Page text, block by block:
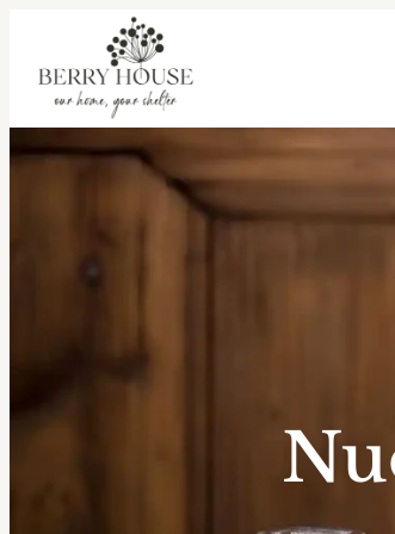
agriturismo altopiano della vigolana